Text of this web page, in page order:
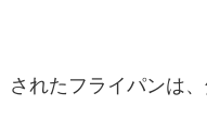
されたフライパンは